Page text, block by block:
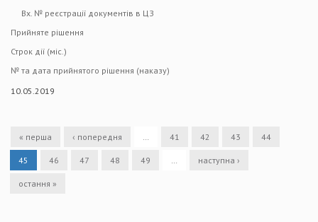
Вх. № реєстрації документів в ЦЗ
Прийняте рішення
Строк дії (міс.)
№ та дата прийнятого рішення (наказу)
10.05.2019
« перша ‹ попередня … 41 42 43 44
45 46 47 48 49 … наступна ›
остання »